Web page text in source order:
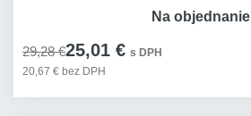
29,28 €25,01 € s DPH
20,67 € bez DPH
Na objednanie